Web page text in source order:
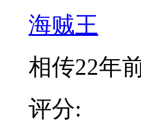
海贼王
相传22年
评分: